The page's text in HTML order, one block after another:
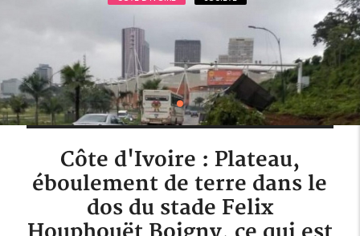
Côte d'Ivoire : Plateau,
éboulement de terre dans le
dos du stade Felix